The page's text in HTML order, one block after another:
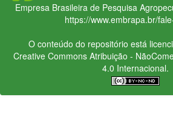
Empresa Brasileira de Pesquisa
https://www.embrapa.br/
O conteúdo do repositório está
Creative CommonsAtribuição -
4.0 Internacional.